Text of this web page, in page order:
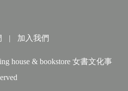
卻難以主導自身發展方向，總
政治。本書以簡練筆法勾勒世
們看清自身位置，並思索體制
知名歷史社會學家、中研
| 加入我們
house & bookstore 女書文化事